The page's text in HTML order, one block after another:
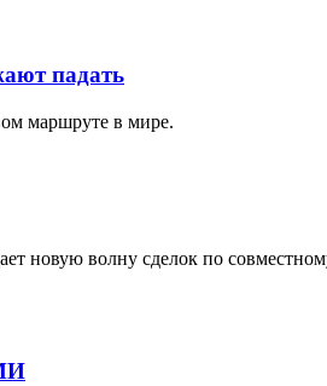
падать
маршруте в мире.
новую волну сделок по